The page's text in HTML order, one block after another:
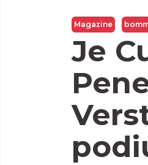
Magazine
Je